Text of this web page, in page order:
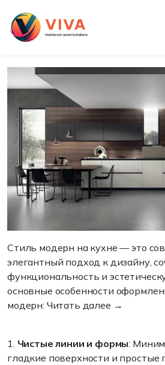
Стиль модерн на
Стиль модерн на кухне — это
элегантный подход к дизайну,
функциональность и
основные особенности
модерн: Читать далее →
1. Чистые линии и формы:
гладкие поверхности и простые